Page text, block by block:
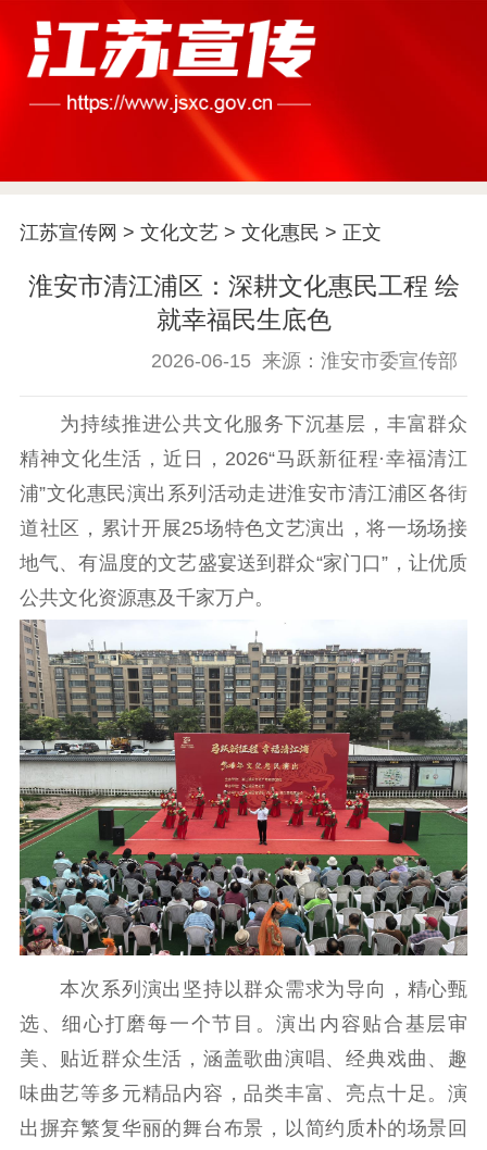
首页
江苏要闻
公示公告
信息公开制度
信息公开年度报
工作动态
理论武装
理论学习 宣传宣讲 研究阐释
哲学社科
社科强省 工作通知
成果集萃
江苏文脉
资料下载
新闻宣传
主题宣传 对外宣传
新闻发布
记者之家
品牌栏目
文化文艺
精品生产 文化惠民
文化传承
紫金文化艺术节
品牌活动 紫艺舞台
精神文明
文明创建 文明实践
文明培育
先进典型
江苏宣传网 > 文化文艺> 文化惠民 > 正文
淮安市清江浦区：深耕文化惠民工程 绘
就幸福民生底色
2026-06-15 来源：淮安市委宣传部
为持续推进公共文化服务下沉基层，丰富群众
精神文化生活，近日，2026“马跃新征程·幸福清江
浦”文化惠民演出系列活动走进淮安市清江浦区各街
道社区，累计开展25场特色文艺演出，将一场场接
地气、有温度的文艺盛宴送到群众“家门口”，让优质
公共文化资源惠及千家万户。
本次系列演出坚持以群众需求为导向，精心甄
选、细心打磨每一个节目。演出内容贴合基层审
美、贴近群众生活，涵盖歌曲演唱、经典戏曲、趣
味曲艺等多元精品内容，品类丰富、亮点十足。演
出摒弃繁复华丽的舞台布景，以简约质朴的场景回